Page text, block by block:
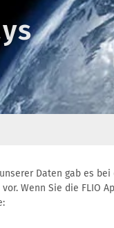
Daten gab es bei
Wenn Sie die FLIO